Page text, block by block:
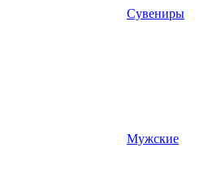
Сувениры
Мужские